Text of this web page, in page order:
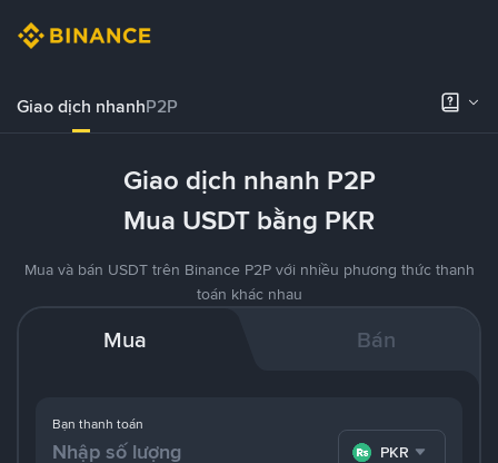
Giao dịch nhanhP2P
Giao dịch nhanh P2P
Mua USDT bằng PKR
Mua và bán USDT trên Binance P2P với nhiều phương thức thanh
toán khác nhau
Mua Bán
Bạn thanh toán
PKR